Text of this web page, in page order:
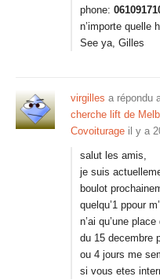
phone:
n’importe quelle
See ya, Gilles
virgilles a répondu
cherche lift de
Covoiturage il y a
salut les amis,
je suis
boulot
quelqu’1 ppour
n’ai qu’une
du 15 decembre
ou 4 jours me
si vous etes